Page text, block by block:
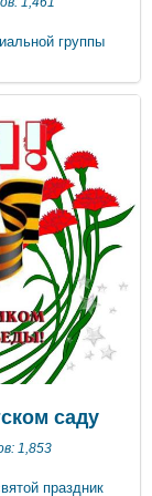
группы
единое
и
вступить в
информируем,
видеохостинга
и
на
саду
1,853
праздник